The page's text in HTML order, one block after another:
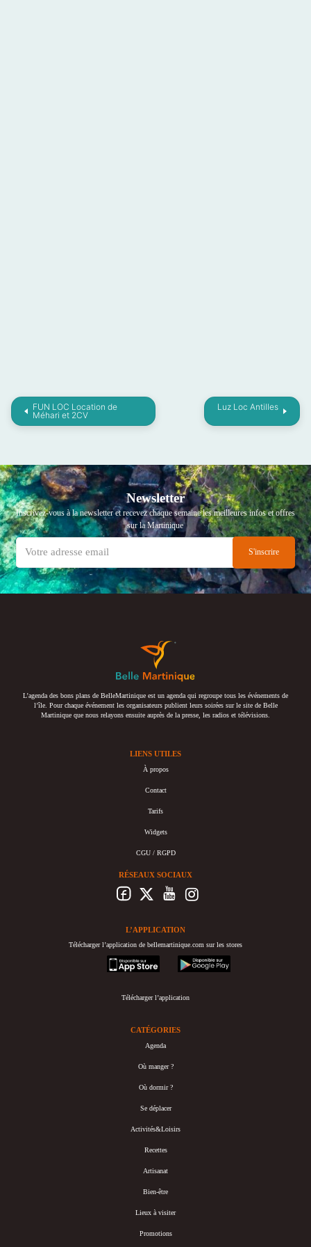
FUN LOC Location de
Méhari et 2CV
Luz Loc Antilles
Newsletter
Inscrivez-vous à la newsletter et recevez chaque semaine les meilleures infos et offres
sur la Martinique
L’agenda des bons plans de BelleMartinique est un agenda qui regroupe tous les événements de
l’île. Pour chaque événement les organisateurs publient leurs soirées sur le site de Belle
Martinique que nous relayons ensuite auprès de la presse, les radios et télévisions.
LIENS UTILES
À propos
Contact
Tarifs
Widgets
CGU / RGPD
RÉSEAUX SOCIAUX
L’APPLICATION
Télécharger l’application de bellemartinique.com sur les stores
appstore
googleplay
Télécharger l’application
CATÉGORIES
Agenda
Où manger ?
Où dormir ?
Se déplacer
Activités&Loisirs
Recettes
Artisanat
Bien-être
Lieux à visiter
Promotions